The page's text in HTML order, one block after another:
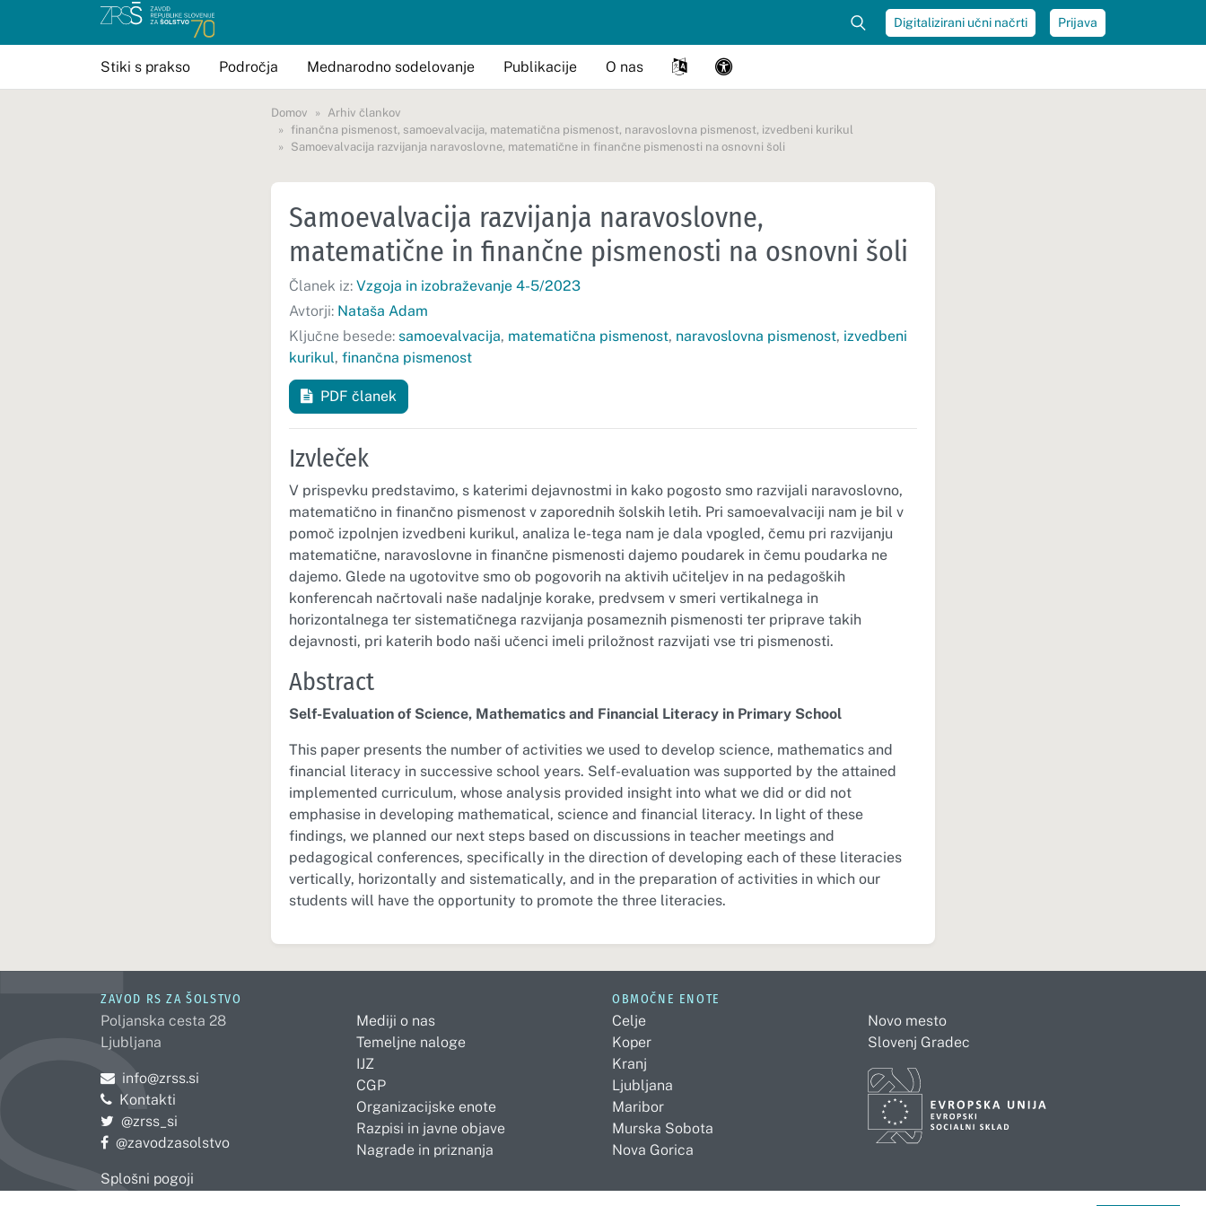
Digitalizirani učni načrti Prijava
Stiki s prakso Področja Mednarodno sodelovanje Publikacije O nas
Domov
Arhiv člankov
finančna pismenost, samoevalvacija, matematična pismenost, naravoslovna pismenost, izvedbeni kurikul
Samoevalvacija razvijanja naravoslovne, matematične in finančne pismenosti na osnovni šoli
Samoevalvacija razvijanja naravoslovne,
matematične in finančne pismenosti na osnovni šoli
Članek iz: Vzgoja in izobraževanje 4-5/2023
Avtorji: Nataša Adam
Ključne besede: samoevalvacija, matematična pismenost, naravoslovna pismenost, izvedbeni
kurikul, finančna pismenost
PDF članek
Izvleček
V prispevku predstavimo, s katerimi dejavnostmi in kako pogosto smo razvijali naravoslovno,
matematično in finančno pismenost v zaporednih šolskih letih. Pri samoevalvaciji nam je bil v
pomoč izpolnjen izvedbeni kurikul, analiza le-tega nam je dala vpogled, čemu pri razvijanju
matematične, naravoslovne in finančne pismenosti dajemo poudarek in čemu poudarka ne
dajemo. Glede na ugotovitve smo ob pogovorih na aktivih učiteljev in na pedagoških
konferencah načrtovali naše nadaljnje korake, predvsem v smeri vertikalnega in
horizontalnega ter sistematičnega razvijanja posameznih pismenosti ter priprave takih
dejavnosti, pri katerih bodo naši učenci imeli priložnost razvijati vse tri pismenosti.
Abstract
Self-Evaluation of Science, Mathematics and Financial Literacy in Primary School
This paper presents the number of activities we used to develop science, mathematics and
financial literacy in successive school years. Self-evaluation was supported by the attained
implemented curriculum, whose analysis provided insight into what we did or did not
emphasise in developing mathematical, science and financial literacy. In light of these
findings, we planned our next steps based on discussions in teacher meetings and
pedagogical conferences, specifically in the direction of developing each of these literacies
vertically, horizontally and sistematically, and in the preparation of activities in which our
students will have the opportunity to promote the three literacies.
ZAVOD RS ZA ŠOLSTVO
Poljanska cesta 28
Ljubljana
Pošljite e-mail na
info@zrss.si
Kontakti
Pojdite na Twitter:
@zrss_si
Pojdite na Facebook:
@zavodzasolstvo
Splošni pogoji
Mediji o nas
Temeljne naloge
IJZ
CGP
Organizacijske enote
Razpisi in javne objave
Nagrade in priznanja
OBMOČNE ENOTE
Celje
Koper
Kranj
Ljubljana
Maribor
Murska Sobota
Nova Gorica
Novo mesto
Slovenj Gradec